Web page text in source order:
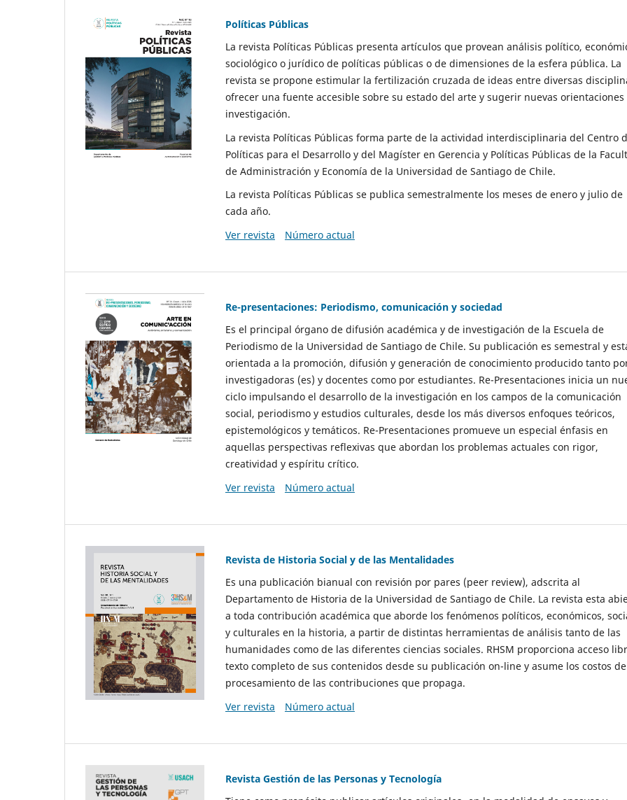
Políticas Públicas
La revista Políticas Públicas presenta artículos que provean análisis político,
sociológico o jurídico de políticas públicas o de dimensiones de la esfera pública. La
revista se propone estimular la fertilización cruzada de ideas entre diversas
ofrecer una fuente accesible sobre su estado del arte y sugerir nuevas orientaciones
investigación.
La revista Políticas Públicas forma parte de la actividad interdisciplinaria del Centro
Políticas para el Desarrollo y del Magíster en Gerencia y Políticas Públicas de la
de Administración y Economía de la Universidad de Santiago de Chile.
La revista Políticas Públicas se publica semestralmente los meses de enero y julio de
cada año.
Ver revista
Número actual
Re-presentaciones: Periodismo, comunicación y sociedad
Es el principal órgano de difusión académica y de investigación de la Escuela de
Periodismo de la Universidad de Santiago de Chile. Su publicación es semestral y
orientada a la promoción, difusión y generación de conocimiento producido tanto
investigadoras (es) y docentes como por estudiantes. Re-Presentaciones inicia un
ciclo impulsando el desarrollo de la investigación en los campos de la comunicación
social, periodismo y estudios culturales, desde los más diversos enfoques teóricos,
epistemológicos y temáticos. Re-Presentaciones promueve un especial énfasis en
aquellas perspectivas reflexivas que abordan los problemas actuales con rigor,
creatividad y espíritu crítico.
Ver revista
Número actual
Revista de Historia Social y de las Mentalidades
Es una publicación bianual con revisión por pares (peer review), adscrita al
Departamento de Historia de la Universidad de Santiago de Chile. La revista esta
a toda contribución académica que aborde los fenómenos políticos, económicos,
y culturales en la historia, a partir de distintas herramientas de análisis tanto de las
humanidades como de las diferentes ciencias sociales. RHSM proporciona acceso
texto completo de sus contenidos desde su publicación on-line y asume los costos de
procesamiento de las contribuciones que propaga.
Ver revista
Número actual
Revista Gestión de las Personas y Tecnología